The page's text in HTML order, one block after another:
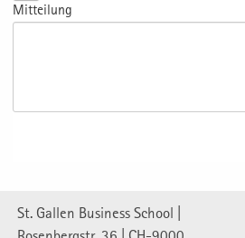
Mitteilung
St. Gallen Business School |